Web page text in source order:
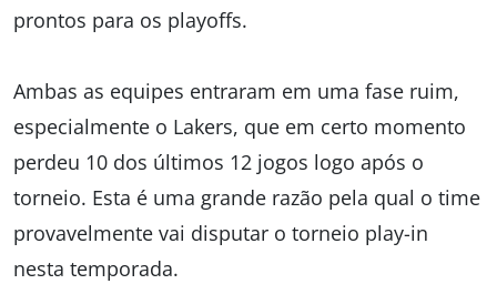
prontos para os playoffs.
Ambas as equipes entraram em uma fase ruim,
especialmente o Lakers, que em certo momento
perdeu 10 dos últimos 12 jogos logo após o
torneio. Esta é uma grande razão pela qual o time
provavelmente vai disputar o torneio play-in
nesta temporada.